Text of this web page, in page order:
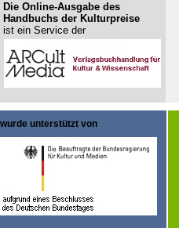
Die Online-Ausgabe des
Handbuchs der Kulturpreise
ist ein Service der
wurde unterstützt von